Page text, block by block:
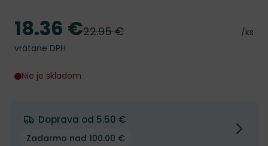
Pôvodná cena
22.95 € Cena
/ks
Cena
18.36 €
vrátane DPH
Nie je skladom
Doprava od 5.50 €
Zadarmo nad 100.00 €